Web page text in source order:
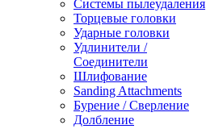
Системы пылеудаления
Торцевые головки
Ударные головки
Удлинители /
Соединители
Шлифование
Sanding Attachments
Бурение / Сверление
Долбление